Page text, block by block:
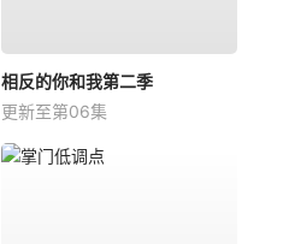
相反的你和我第二季
更新至第06集